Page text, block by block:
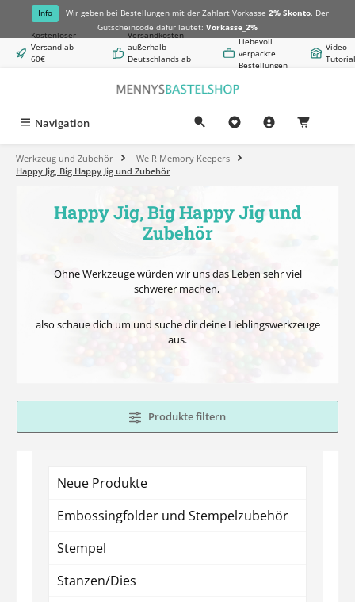
springen
Info Wir geben bei Bestellungen mit der Zahlart Vorkasse 2% Skonto. Der
Gutscheincode dafür lautet: Vorkasse_2%
Kostenloser
Versand ab
60€
Versandkosten
außerhalb
Deutschlands ab
Liebevoll
verpackte
Bestellungen
Video-
Navigation
Werkzeug und Zubehör
We R Memory Keepers
Happy Jig, Big Happy Jig und Zubehör
Happy Jig, Big Happy Jig und
Zubehör
Ohne Werkzeuge würden wir uns das Leben sehr viel
schwerer machen,
also schaue dich um und suche dir deine Lieblingswerkzeuge
aus.
Produkte filtern
Neue Produkte
Embossingfolder und Stempelzubehör
Stempel
Stanzen/Dies